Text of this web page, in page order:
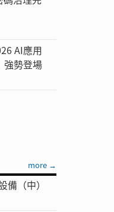
AI應用
強勢登場
more →
備（中）